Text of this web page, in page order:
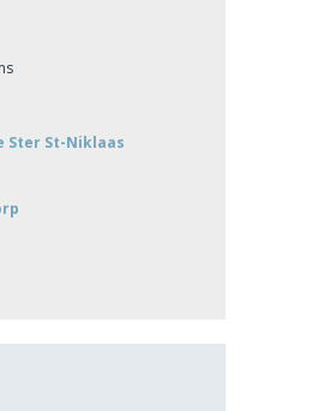
Ster St-Niklaas